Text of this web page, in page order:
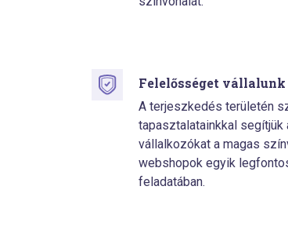
Felelősséget vállalunk
A terjeszkedés területén
tapasztalatainkkal segítjük
vállalkozókat a magas
webshopok egyik
feladatában.